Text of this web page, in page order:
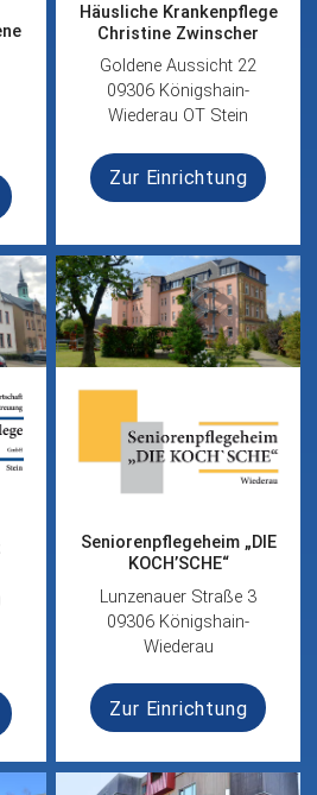
Häusliche Krankenpflege
Christine Zwinscher
Goldene Aussicht 22
09306 Königshain-
Wiederau OT Stein
Zur Einrichtung
Seniorenpflegeheim „DIE
KOCH’SCHE“
Lunzenauer Straße 3
09306 Königshain-
Wiederau
Zur Einrichtung